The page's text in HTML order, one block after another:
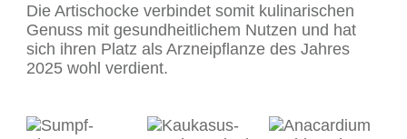
Die Artischocke verbindet somit kulinarischen
Genuss mit gesundheitlichem Nutzen und hat
sich ihren Platz als Arzneipflanze des Jahres
2025 wohl verdient.